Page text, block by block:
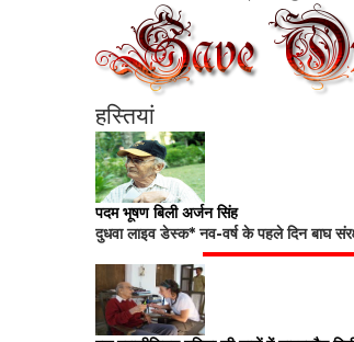
हस्तियां
पदम भूषण बिली अर्जन सिंह
दुधवा लाइव डेस्क* नव-वर्ष के पहले दिन बाघ